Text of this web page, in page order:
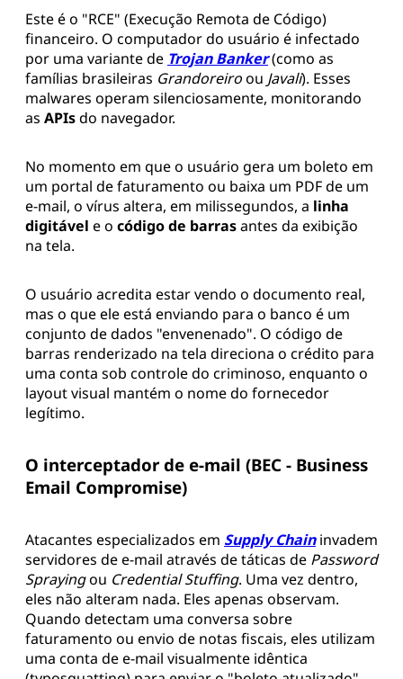
Este é o "RCE" (Execução Remota de Código)
financeiro. O computador do usuário é infectado
por uma variante de Trojan Banker(como as
famílias brasileiras Grandoreiroou Javali). Esses
malwares operam silenciosamente, monitorando
as APIsdo navegador.
No momento em que o usuário gera um boleto em
um portal de faturamento ou baixa um PDF de um
e-mail, o vírus altera, em milissegundos, a linha
digitável e o código de barrasantes da exibição
na tela.
O usuário acredita estar vendo o documento real,
mas o que ele está enviando para o banco é um
conjunto de dados "envenenado". O código de
barras renderizado na tela direciona o crédito para
uma conta sob controle do criminoso, enquanto o
layout visual mantém o nome do fornecedor
legítimo.
O interceptador de e-mail (BEC - Business
Email Compromise)
Atacantes especializados em Supply Chain invadem
servidores de e-mail através de táticas de Password
Sprayingou Credential Stuffing. Uma vez dentro,
eles não alteram nada. Eles apenas observam.
Quando detectam uma conversa sobre
faturamento ou envio de notas fiscais, eles utilizam
uma conta de e-mail visualmente idêntica